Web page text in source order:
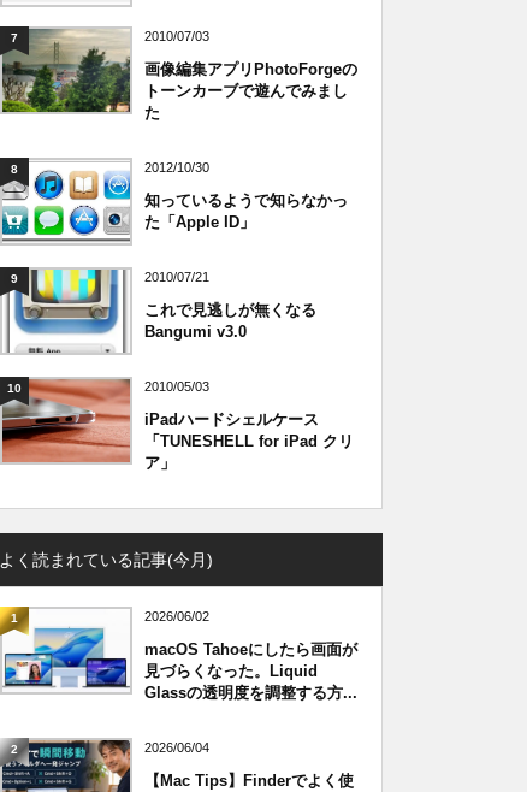
7 2010/07/03
画像編集アプリPhotoForgeの
トーンカーブで遊んでみまし
た
8 2012/10/30
知っているようで知らなかっ
た「Apple ID」
9 2010/07/21
これで見逃しが無くなる
Bangumi v3.0
10 2010/05/03
iPadハードシェルケース
「TUNESHELL for iPad クリ
ア」
よく読まれている記事(今月)
1 2026/06/02
macOS Tahoeにしたら画面が
見づらくなった。Liquid
Glassの透明度を調整する方...
2 2026/06/04
【Mac Tips】Finderでよく使